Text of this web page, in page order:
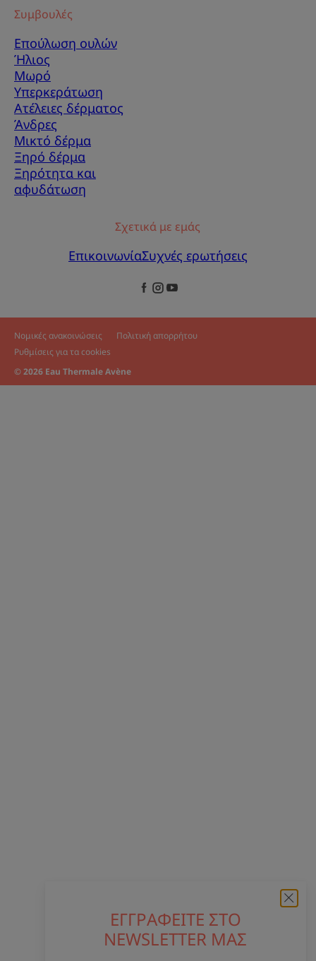
ΕΓΓΡΑΦΕΙΤΕ ΣΤΟ
NEWSLETTER ΜΑΣ
Συμβουλές
Επούλωση ουλών
Ήλιος
Μωρό
Υπερκεράτωση
Ατέλειες δέρματος
Άνδρες
Μικτό δέρμα
Ξηρό δέρμα
Ξηρότητα και
αφυδάτωση
Σχετικά με εμάς
ΕπικοινωνίαΣυχνές ερωτήσεις
Νομικές ανακοινώσεις
Πολιτική απορρήτου
Ρυθμίσεις για τα cookies
© 2026 Eau Thermale Avène